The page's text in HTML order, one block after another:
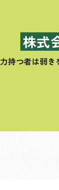
株式
力持つ者は弱き